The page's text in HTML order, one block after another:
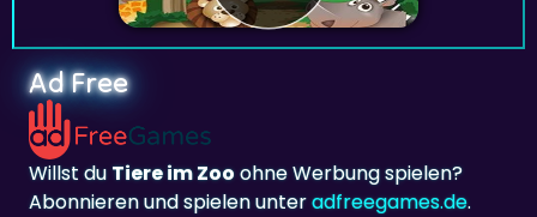
Ad Free
Willst duTiere im Zooohne Werbung spielen?
Abonnieren und spielen unteradfreegames.de.